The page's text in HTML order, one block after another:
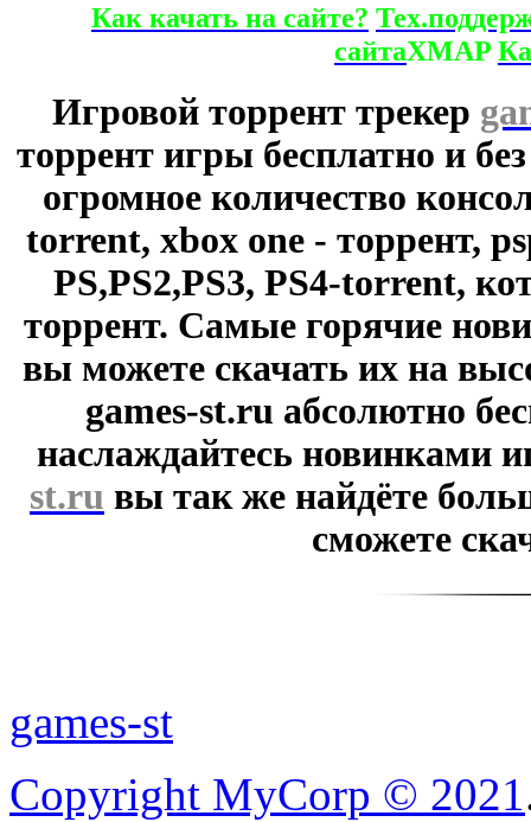
Как качать на сайте?
сайтаXMAP
Игровой торрент трекер
торрент игры бесплатно и
огромное количество
torrent, xbox one - торрент,
PS,PS2,PS3, PS4-torrent,
торрент. Самые горячие
вы можете скачать их на
games-st.ru абсолютно
наслаждайтесь новинками
st.ru вы так же найдёте
сможете
games-st
Copyright MyCorp © 2021